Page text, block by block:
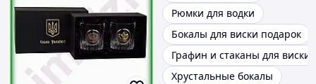
Рюмки для водки
Бокалы для виски подарок
Графин и стаканы для виски
Хрустальные бокалы